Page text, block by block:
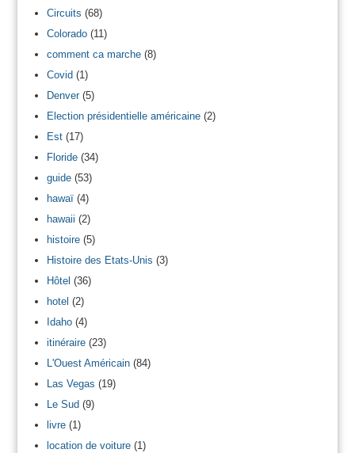
Circuits (68)
Colorado(11)
comment ca marche(8)
Covid(1)
Denver(5)
Election présidentielle américaine(2)
Est(17)
Floride(34)
guide(53)
hawaï(4)
hawaii (2)
histoire(5)
Histoire des Etats-Unis (3)
Hôtel (36)
hotel (2)
Idaho(4)
itinéraire(23)
L'Ouest Américain(84)
Las Vegas (19)
Le Sud(9)
livre(1)
location de voiture(1)